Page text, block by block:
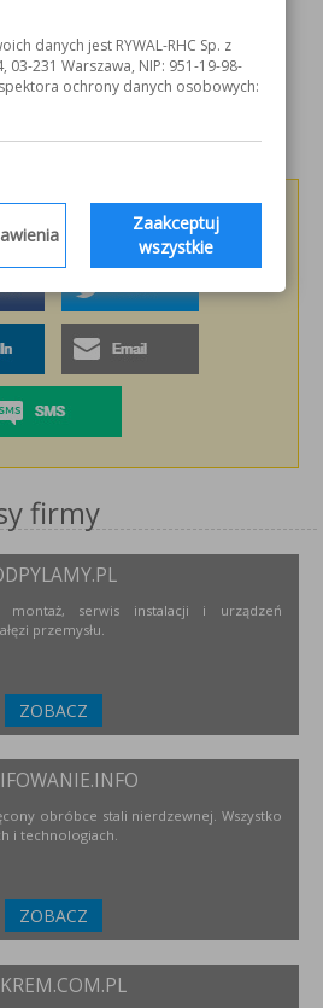
się z innymi!
firmy
serwis instalacji i urządzeń
przemysłu.
ZOBACZ
obróbce stali nierdzewnej. Wszystko
i technologiach.
ZOBACZ
danych jest RYWAL-RHC Sp. z
03-231 Warszawa, NIP: 951-19-98-
ochrony danych osobowych:
Zaakceptuj
wszystkie